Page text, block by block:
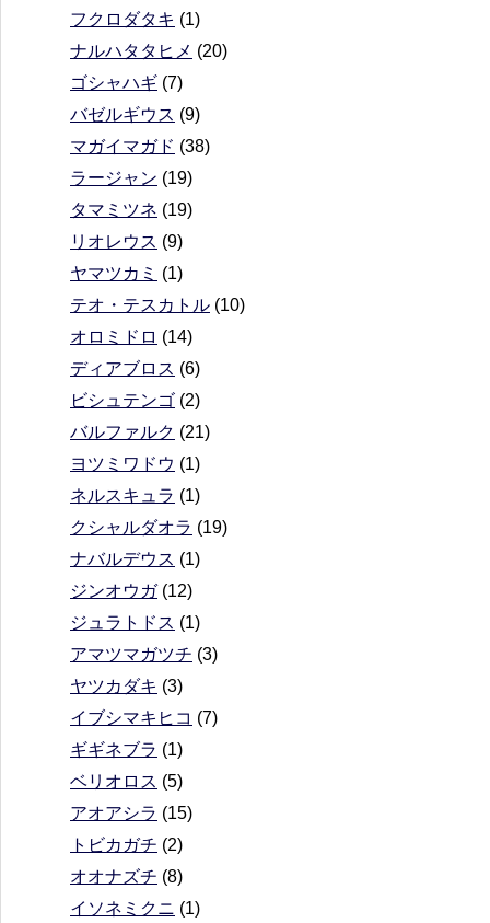
フクロダタキ (1)
ナルハタタヒメ (20)
ゴシャハギ (7)
バゼルギウス (9)
マガイマガド (38)
ラージャン (19)
タマミツネ (19)
リオレウス (9)
ヤマツカミ (1)
テオ・テスカトル (10)
オロミドロ (14)
ディアブロス (6)
ビシュテンゴ (2)
バルファルク (21)
ヨツミワドウ (1)
ネルスキュラ (1)
クシャルダオラ (19)
ナバルデウス (1)
ジンオウガ(12)
ジュラトドス (1)
アマツマガツチ (3)
ヤツカダキ (3)
イブシマキヒコ (7)
ギギネブラ (1)
ベリオロス (5)
アオアシラ (15)
トビカガチ (2)
オオナズチ (8)
イソネミクニ (1)